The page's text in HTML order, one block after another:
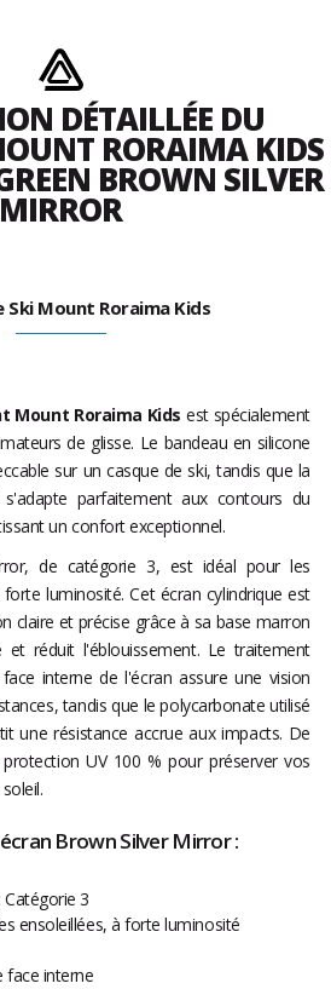
DÉTAILLÉE DU
RORAIMA KIDS
BROWN SILVER
MIRROR
Ski Mount Roraima Kids
Mount Roraima Kids est spécialement
de glisse. Le bandeau en silicone
sur un casque de ski, tandis que la
parfaitement aux contours du
un confort exceptionnel.
de catégorie 3, est idéal pour les
luminosité. Cet écran cylindrique est
claire et précise grâce à sa base marron
réduit l'éblouissement. Le traitement
interne de l'écran assure une vision
tandis que le polycarbonate utilisé
une résistance accrue aux impacts. De
UV 100 % pour préserver vos
Brown Silver Mirror :
3
ensoleillées, à forte luminosité
face interne